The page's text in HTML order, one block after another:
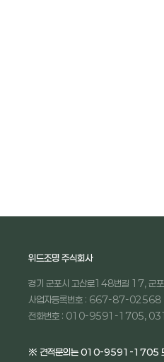
위드조명 주식회사
경기 군포시 고산로148번길 17, 군
사업자등록번호 : 667-87-02568
전화번호 : 010-9591-1705,
※ 견적문의는 010-9591-1705 또